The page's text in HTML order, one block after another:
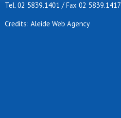
Tel. 02 5839.1401 / Fax 02 5839.1417
Credits: Aleide Web Agency